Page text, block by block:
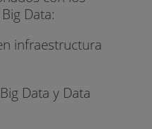
tantas veces
presencial u
Data:
infraestructura
Data y Data